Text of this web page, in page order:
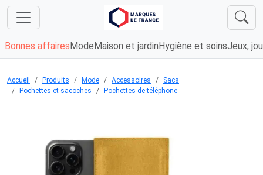
Bonnes affaires Mode Maison et jardin Hygiène et soinsJeux,
Accueil Produits Mode Accessoires
Sacs
Pochettes et sacoches
Pochettes de téléphone